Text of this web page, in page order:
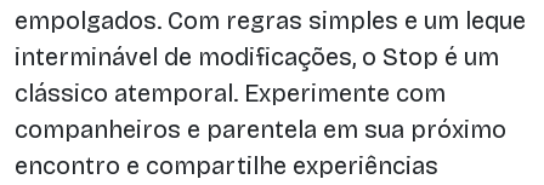
empolgados. Com regras simples e um leque
interminável de modificações, o Stop é um
clássico atemporal. Experimente com
companheiros e parentela em sua próximo
encontro e compartilhe experiências